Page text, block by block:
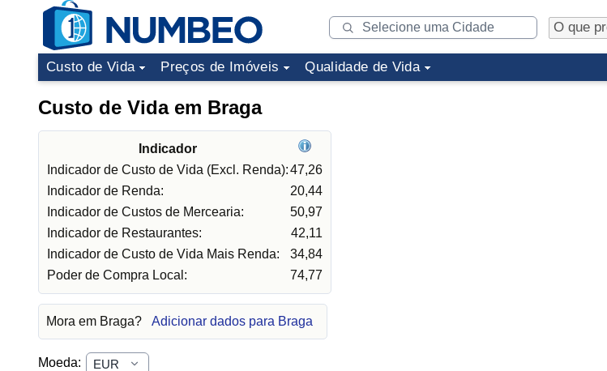
Custo de Vida Preços de Imóveis Qualidade de Vida
Custo de Vida em Braga
Indicador
Indicador de Custo de Vida (Excl. Renda):47,26
Indicador de Renda:
20,44
Indicador de Custos de Mercearia:
50,97
Indicador de Restaurantes:
42,11
Indicador de Custo de Vida Mais Renda:
34,84
Poder de Compra Local:
74,77
Mora em Braga? Adicionar dados para Braga
Moeda: